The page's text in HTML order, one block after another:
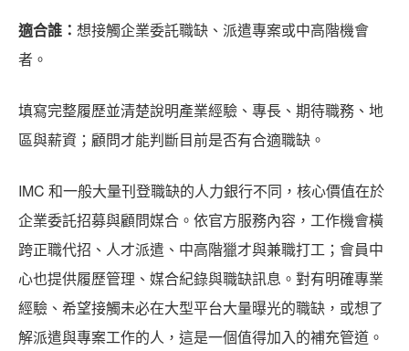
適合誰： 想接觸企業委託職缺、派遣專案或中高階機會
者。
填寫完整履歷並清楚說明產業經驗、專長、期待職務、地
區與薪資；顧問才能判斷目前是否有合適職缺。
IMC 和一般大量刊登職缺的人力銀行不同，核心價值在於
企業委託招募與顧問媒合。依官方服務內容，工作機會橫
跨正職代招、人才派遣、中高階獵才與兼職打工；會員中
心也提供履歷管理、媒合紀錄與職缺訊息。對有明確專業
經驗、希望接觸未必在大型平台大量曝光的職缺，或想了
解派遣與專案工作的人，這是一個值得加入的補充管道。